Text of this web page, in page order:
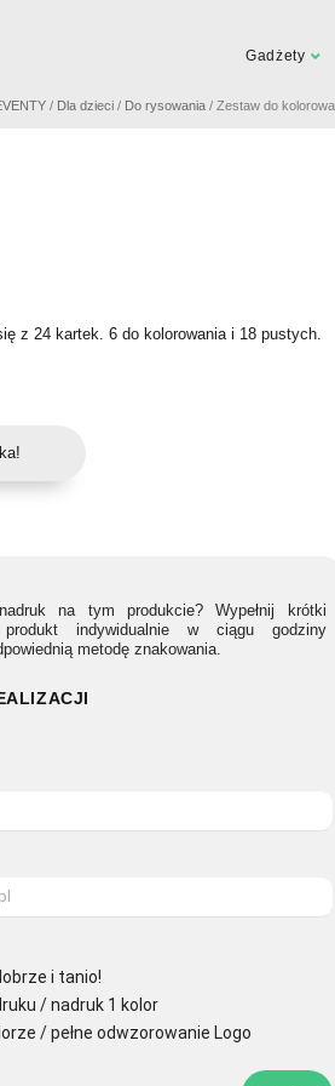
Gadżety
/ Dla dzieci / Do rysowania / Zestaw do
z 24 kartek. 6 do kolorowania i 18 pustych.
na tym produkcie? Wypełnij krótki
indywidualnie w ciągu godziny
metodę znakowania.
i tanio!
/ nadruk 1 kolor
/ pełne odwzorowanie Logo